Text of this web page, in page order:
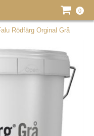
0
Rödfärg Orginal Grå